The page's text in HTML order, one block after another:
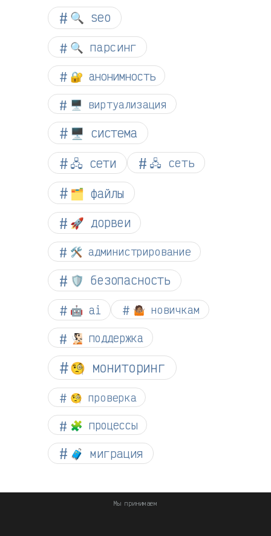
🔍 seo
🔍 парсинг
🔐 анонимность
🖥️ виртуализация
🖥️ система
🖧 сети
🖧 сеть
🗂️ файлы
🚀 дорвеи
🛠️ администрирование
🛡️ безопасность
🤖 ai 🤷🏽 новичкам
🧏🏻 поддержка
🧐 мониторинг
🧐 проверка
🧩 процессы
🧳 миграция
Мы принимаем